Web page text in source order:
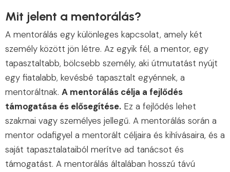
Mit jelent a mentorálás?
A mentorálás egy különleges kapcsolat, amely két
személy között jön létre. Az egyik fél, a mentor, egy
tapasztaltabb, bölcsebb személy, aki útmutatást nyújt
egy fiatalabb, kevésbé tapasztalt egyénnek, a
mentoráltnak. A mentorálás célja a fejlődés
támogatása és elősegítése. Ez a fejlődés lehet
szakmai vagy személyes jellegű. A mentorálás során a
mentor odafigyel a mentorált céljaira és kihívásaira, és a
saját tapasztalataiból merítve ad tanácsot és
támogatást. A mentorálás általában hosszú távú